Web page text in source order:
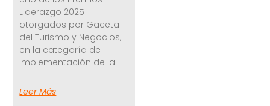
Liderazgo 2025
otorgados por Gaceta
del Turismo y Negocios,
en la categoría de
Implementación de la
Leer Más